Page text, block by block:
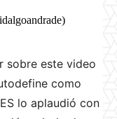
sobre este video
como
lo aplaudió con